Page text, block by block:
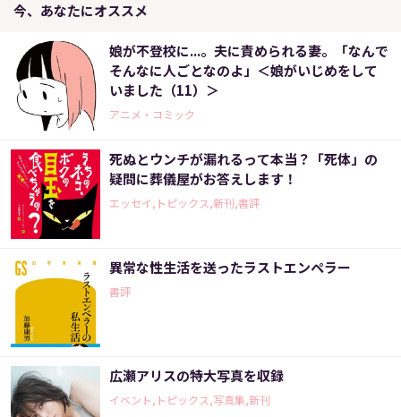
今、あなたにオススメ
娘が不登校に...。夫に責められる妻。「なんで
そんなに人ごとなのよ」＜娘がいじめをして
いました（11）＞
アニメ・コミック
死ぬとウンチが漏れるって本当？「死体」の
疑問に葬儀屋がお答えします！
エッセイ,トピックス,新刊,書評
異常な性生活を送ったラストエンペラー
書評
広瀬アリスの特大写真を収録
イベント,トピックス,写真集,新刊